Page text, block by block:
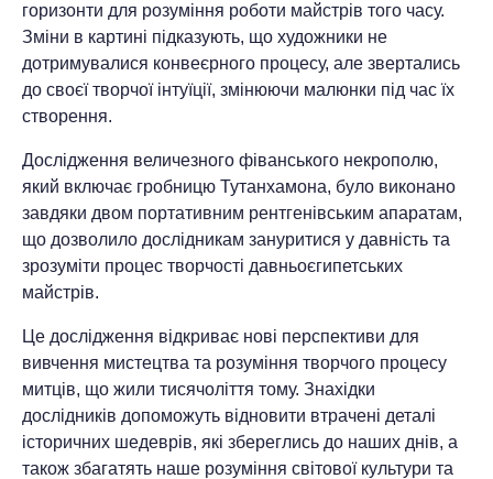
горизонти для розуміння роботи майстрів того часу.
Зміни в картині підказують, що художники не
дотримувалися конвеєрного процесу, але звертались
до своєї творчої інтуїції, змінюючи малюнки під час їх
створення.
Дослідження величезного фіванського некрополю,
який включає гробницю Тутанхамона, було виконано
завдяки двом портативним рентгенівським апаратам,
що дозволило дослідникам зануритися у давність та
зрозуміти процес творчості давньоєгипетських
майстрів.
Це дослідження відкриває нові перспективи для
вивчення мистецтва та розуміння творчого процесу
митців, що жили тисячоліття тому. Знахідки
дослідників допоможуть відновити втрачені деталі
історичних шедеврів, які збереглись до наших днів, а
також збагатять наше розуміння світової культури та